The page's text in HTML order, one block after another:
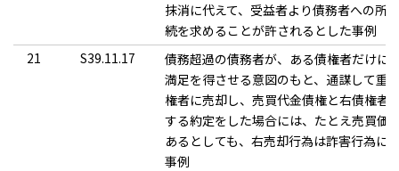
抹消に代えて、受益者より債務者への所
続を求めることが許されるとした事例
21
S39.11.17
債務超過の債務者が、ある債権者だけに
満足を得させる意図のもと、通謀して重
権者に売却し、売買代金債権と右債権者
する約定をした場合には、たとえ売買価
あるとしても、右売却行為は詐害行為に
事例